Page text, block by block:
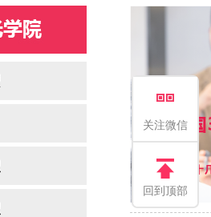
关注微信
回到顶部